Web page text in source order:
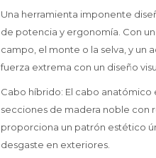
Una herramienta imponente
de potencia y ergonomía. Con
campo, el monte o la selva, y un
fuerza extrema con un diseño
Cabo híbrido: El cabo
secciones de madera noble con
proporciona un patrón estético
desgaste en exteriores.